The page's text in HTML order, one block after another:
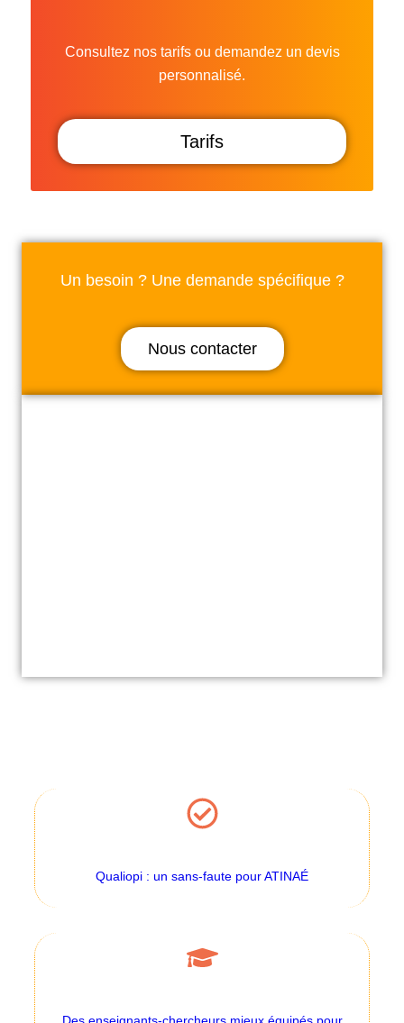
Consultez nos tarifs ou demandez un devis
personnalisé.
Tarifs
Un besoin ? Une demande spécifique ?
Nous contacter
Qualiopi : un sans-faute pour ATINAÉ